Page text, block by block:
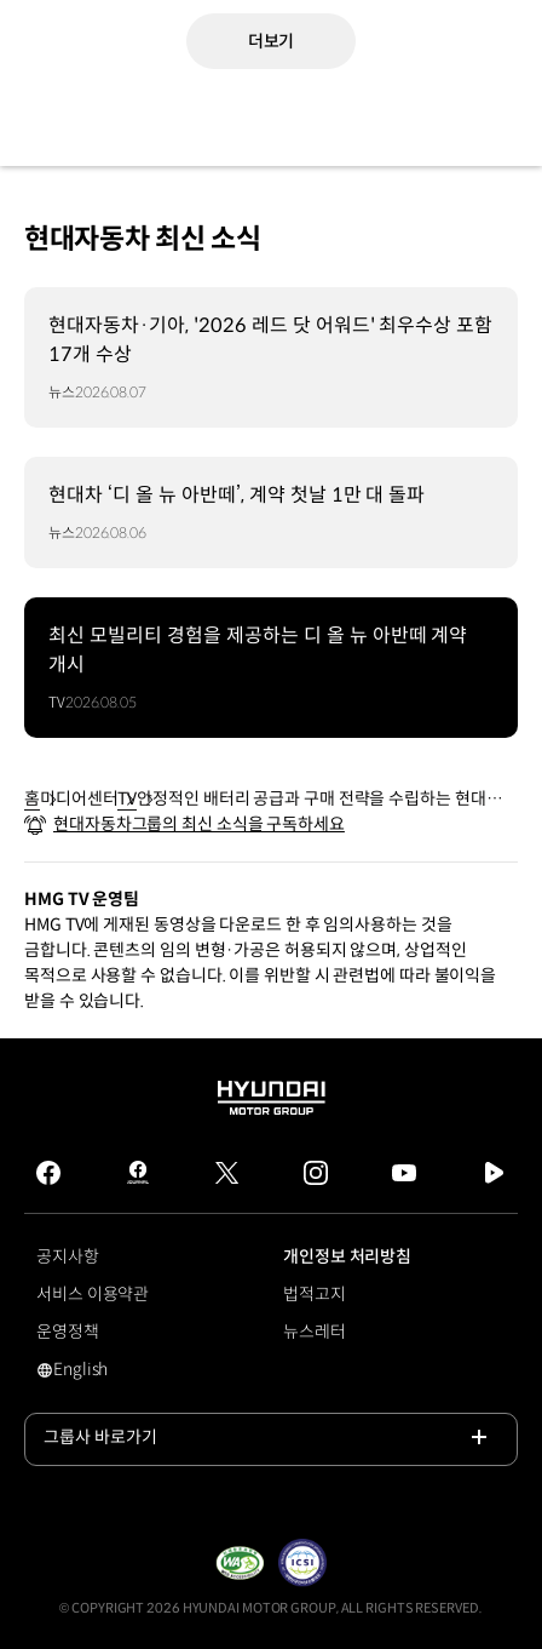
더보기
현대자동차 최신 소식
현대자동차·기아, '2026 레드 닷 어워드' 최우수상 포함
17개 수상
뉴스2026.08.07
현대차 ‘디 올 뉴 아반떼’, 계약 첫날 1만 대 돌파
뉴스2026.08.06
최신 모빌리티 경험을 제공하는 디 올 뉴 아반떼 계약
개시
TV2026.08.05
홈미디어센터TV안정적인 배터리 공급과 구매 전략을 수립하는 현대자동
차 배터리셀구매 직무 | TEAM HMG
현대자동차그룹의 최신 소식을 구독하세요
HMG TV 운영팀
HMG TV에 게재된 동영상을 다운로드 한 후 임의사용하는 것을
금합니다. 콘텐츠의 임의 변형·가공은 허용되지 않으며, 상업적인
목적으로 사용할 수 없습니다. 이를 위반할 시 관련법에 따라 불이익을
받을 수 있습니다.
HYUNDAI
GROUP
facebook
hmg
journal
twitter instagram
tv
공지사항
개인정보 처리방침
서비스 이용약관
법적고지
운영정책
뉴스레터
영문 사이트로 이동
English
그룹사 바로가기
© COPYRIGHT 2026 HYUNDAI MOTOR GROUP, ALL RIGHTS RESERVED.